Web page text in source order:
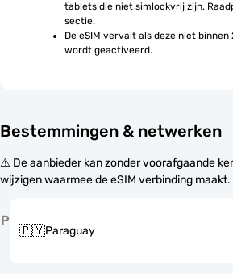
tablets die niet simlockvrij zijn.
sectie.
De eSIM vervalt als deze niet binnen
wordt geactiveerd.
Bestemmingen & netwerken
⚠️ De aanbieder kan zonder voorafgaande
wijzigen waarmee de eSIM verbinding maakt.
P
🇵🇾Paraguay